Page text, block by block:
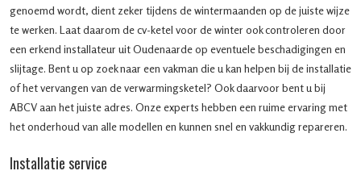
genoemd wordt, dient zeker tijdens de wintermaanden op de juiste wijze
te werken. Laat daarom de cv-ketel voor de winter ook controleren door
een erkend installateur uit Oudenaarde op eventuele beschadigingen en
slijtage. Bent u op zoek naar een vakman die u kan helpen bij de installatie
of het vervangen van de verwarmingsketel? Ook daarvoor bent u bij
ABCV aan het juiste adres. Onze experts hebben een ruime ervaring met
het onderhoud van alle modellen en kunnen snel en vakkundig repareren.
Installatie service